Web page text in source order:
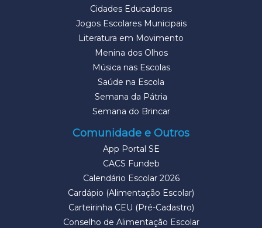
Cidades Educadoras
Jogos Escolares Municipais
Literatura em Movimento
Menina dos Olhos
Música nas Escolas
Saúde na Escola
Semana da Pátria
Semana do Brincar
Comunidade e Outros
App Portal SE
CACS Fundeb
Calendário Escolar 2026
Cardápio (Alimentação Escolar)
Carteirinha CEU (Pré-Cadastro)
Conselho de Alimentação Escolar